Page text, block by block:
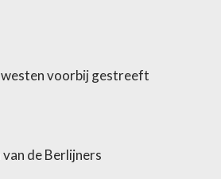
westen voorbij gestreeft
de Berlijners